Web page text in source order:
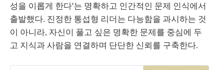
성을 이롭게 한다'는 명확하고 인간적인 문제 인식에서
출발했다. 진정한 통섭형 리더는 다능함을 과시하는 것
이 아니라, 자신이 풀고 싶은 명확한 문제를 중심에 두
고 지식과 사람을 연결하며 단단한 신뢰를 구축한다.